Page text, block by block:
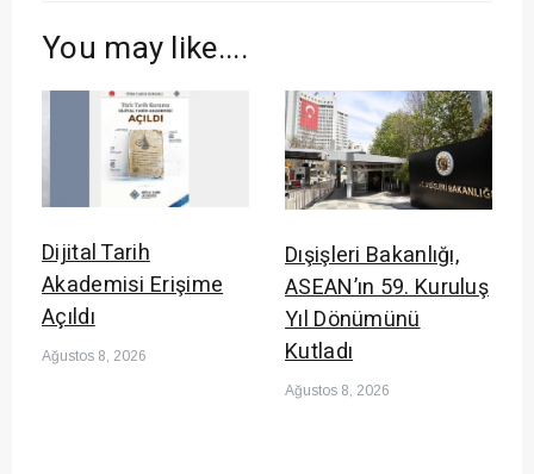
You may like....
Dijital Tarih
Akademisi Erişime
Açıldı
Ağustos 8, 2026
Dışişleri Bakanlığı,
ASEAN’ın 59. Kuruluş
Yıl Dönümünü
Kutladı
Ağustos 8, 2026